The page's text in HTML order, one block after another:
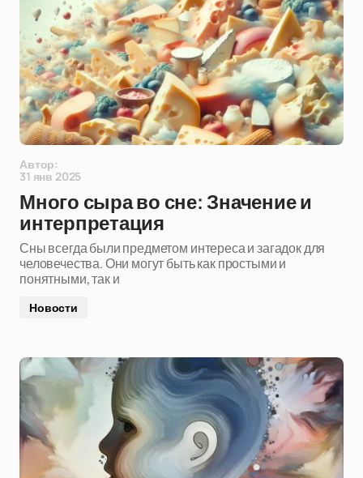
Автор:
31 янв 2025
Много сыра во сне: Значение и
интерпретация
Сны всегда были предметом интереса и загадок для
человечества. Они могут быть как простыми и
понятными, так и
Новости